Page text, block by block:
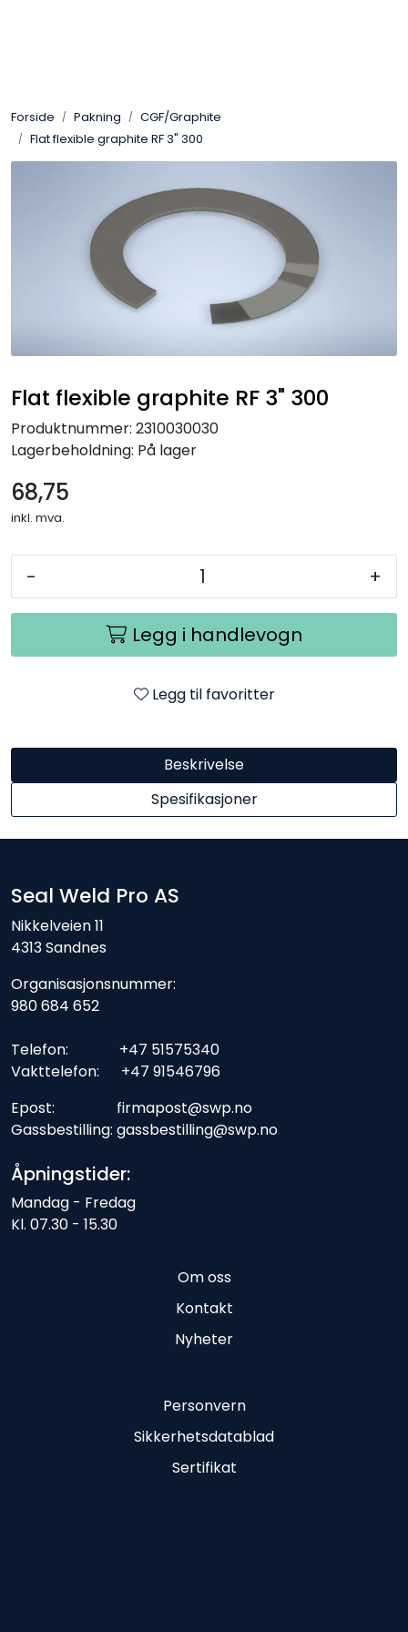
Forside Pakning
CGF/Graphite
Flat flexible graphite RF 3" 300
Flat flexible graphite RF 3" 300
Produktnummer: 2310030030
Lagerbeholdning: På lager
68,75
inkl. mva.
- +
Legg i handlevogn
Legg til favoritter
Beskrivelse
Spesifikasjoner
Seal Weld Pro AS
Nikkelveien 11
4313 Sandnes
Organisasjonsnummer:
980 684 652
Telefon: +47 51575340
Vakttelefon: +47 91546796
Epost: firmapost@swp.no
Gassbestilling: gassbestilling@swp.no
Åpningstider:
Mandag - Fredag
Kl. 07.30 - 15.30
Om oss
Kontakt
Nyheter
Personvern
Sikkerhetsdatablad
Sertifikat
Pakning
Automasjon
Slitasjeteknikk